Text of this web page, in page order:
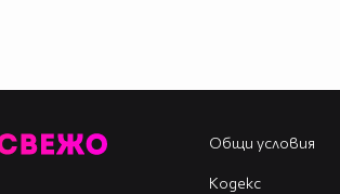
Общи условия
Кодекс